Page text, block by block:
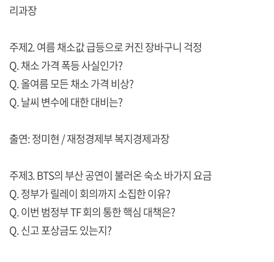
리과장
주제2. 여름 채소값 급등으로 커진 장바구니 걱정
Q. 채소 가격 폭등 사실인가?
Q. 올여름 모든 채소 가격 비상?
Q. 날씨 변수에 대한 대비는?
출연: 정미현 / 재정경제부 복지경제과장
주제3. BTS의 부산 공연이 불러온 숙소 바가지 요금
Q. 정부가 릴레이 회의까지 소집한 이유?
Q. 이번 범정부 TF 회의 통한 핵심 대책은?
Q. 신고 포상금도 있는지?